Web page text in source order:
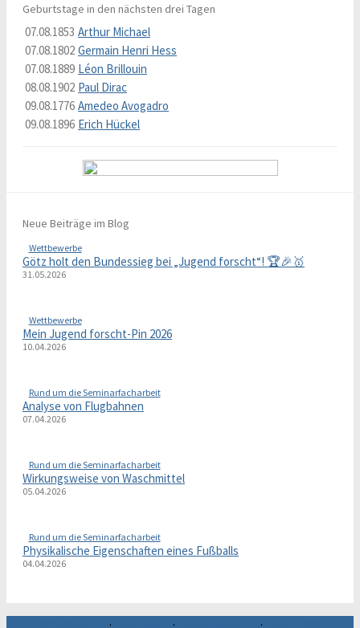
Geburtstage in den nächsten drei Tagen
07.08.1853 Arthur Michael
07.08.1802 Germain Henri Hess
07.08.1889 Léon Brillouin
08.08.1902 Paul Dirac
09.08.1776 Amedeo Avogadro
09.08.1896 Erich Hückel
Neue Beiträge im Blog
Wettbewerbe
Götz holt den Bundessieg bei „Jugend forscht“! 🏆🎉🥇
31.05.2026
Wettbewerbe
Mein Jugend forscht-Pin 2026
10.04.2026
Rund um die Seminarfacharbeit
Analyse von Flugbahnen
07.04.2026
Rund um die Seminarfacharbeit
Wirkungsweise von Waschmittel
05.04.2026
Rund um die Seminarfacharbeit
Physikalische Eigenschaften eines Fußballs
04.04.2026
· · ·